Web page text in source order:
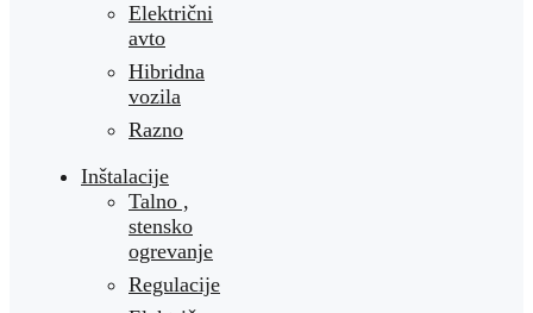
Električni
avto
Hibridna
vozila
Razno
Inštalacije
Talno ,
stensko
ogrevanje
Regulacije